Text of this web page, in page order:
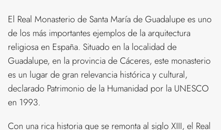
El Real Monasterio de Santa María de Guadalupe es uno
de los más importantes ejemplos de la arquitectura
religiosa en España. Situado en la localidad de
Guadalupe, en la provincia de Cáceres, este monasterio
es un lugar de gran relevancia histórica y cultural,
declarado Patrimonio de la Humanidad por la UNESCO
en 1993.
Con una rica historia que se remonta al siglo XIII, el Real